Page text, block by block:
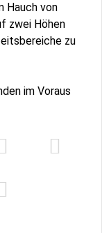
Hauch von
zwei Höhen
zu
im Voraus